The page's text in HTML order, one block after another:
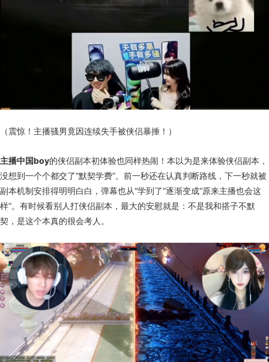
（震惊！主播骚男竟因连续失手被侠侣暴捶！）
主播中国boy的侠侣副本初体验也同样热闹！本以为是来体验侠侣副本，
没想到一个个都交了“默契学费”。前一秒还在认真判断路线，下一秒就被
副本机制安排得明明白白，弹幕也从“学到了”逐渐变成“原来主播也会这
样”。有时候看别人打侠侣副本，最大的安慰就是：不是我和搭子不默
契，是这个本真的很会考人。